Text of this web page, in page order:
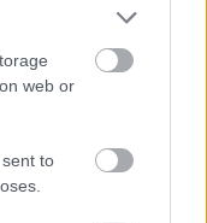
web or
to
Πολυμέρης /